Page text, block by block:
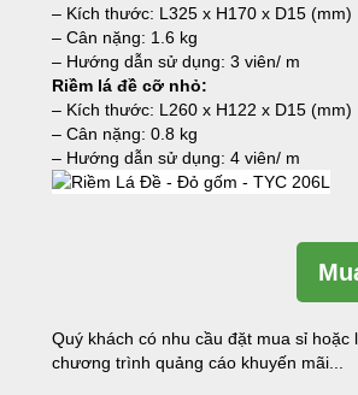
– Kích thước: L325 x H170 x D15 (mm)
– Cân nặng: 1.6 kg
– Hướng dẫn sử dụng: 3 viên/ m
Riềm lá đề cỡ nhỏ:
– Kích thước: L260 x H122 x D15 (mm)
– Cân nặng: 0.8 kg
– Hướng dẫn sử dụng: 4 viên/ m
Quý khách có nhu cầu đặt mua sỉ
chương trình quảng cáo khuyến mãi...